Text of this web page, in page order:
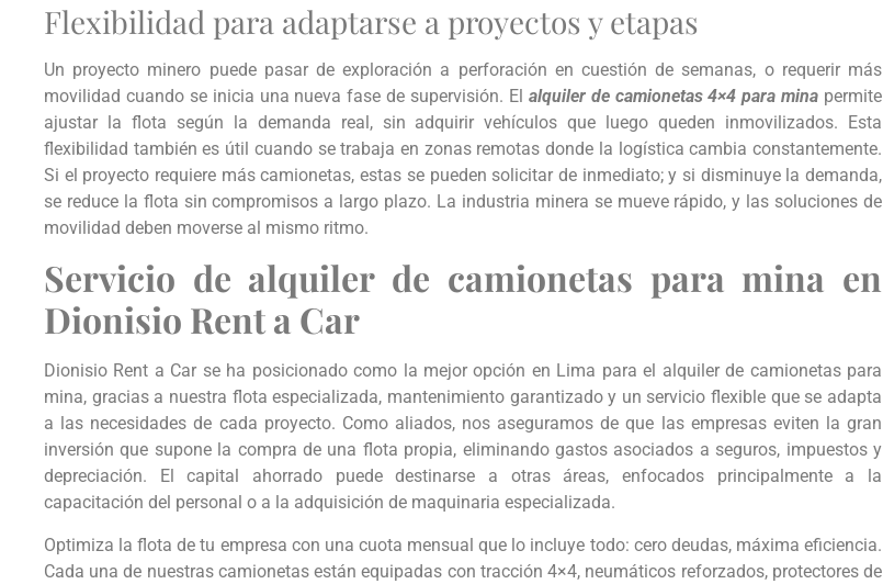
Flexibilidad para adaptarse a proyectos y etapas
Un proyecto minero puede pasar de exploración a perforación en cuestión de semanas, o requerir más
movilidad cuando se inicia una nueva fase de supervisión. El alquiler de camionetas 4×4 para mina permite
ajustar la flota según la demanda real, sin adquirir vehículos que luego queden inmovilizados. Esta
flexibilidad también es útil cuando se trabaja en zonas remotas donde la logística cambia constantemente.
Si el proyecto requiere más camionetas, estas se pueden solicitar de inmediato; y si disminuye la demanda,
se reduce la flota sin compromisos a largo plazo. La industria minera se mueve rápido, y las soluciones de
movilidad deben moverse al mismo ritmo.
Servicio de alquiler de camionetas para mina en
Dionisio Rent a Car
Dionisio Rent a Car se ha posicionado como la mejor opción en Lima para el alquiler de camionetas para
mina, gracias a nuestra flota especializada, mantenimiento garantizado y un servicio flexible que se adapta
a las necesidades de cada proyecto. Como aliados, nos aseguramos de que las empresas eviten la gran
inversión que supone la compra de una flota propia, eliminando gastos asociados a seguros, impuestos y
depreciación. El capital ahorrado puede destinarse a otras áreas, enfocados principalmente a la
capacitación del personal o a la adquisición de maquinaria especializada.
Optimiza la flota de tu empresa con una cuota mensual que lo incluye todo: cero deudas, máxima eficiencia.
Cada una de nuestras camionetas están equipadas con tracción 4×4, neumáticos reforzados, protectores de